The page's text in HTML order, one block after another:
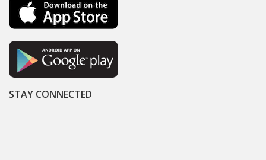
STAY CONNECTED